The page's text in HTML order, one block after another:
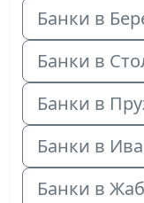
Банки в
Банки в
Банки в
Банки в
Банки в